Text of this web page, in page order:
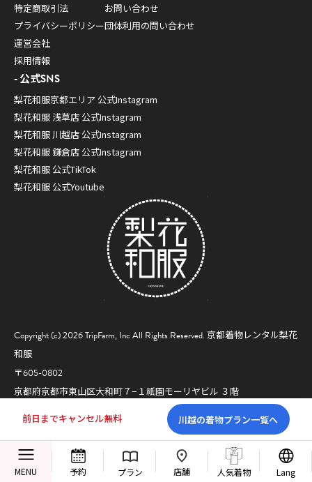
MENU 予約 プラン 店舗 人気着物 Lang
前日までキャンセル無料 川越の着物プラン一覧へ
Copyright (c) 2026 TripFarm, Inc All Rights Reserved. 京都着物レンタル梨花
和服
〒605-0802
京都府京都市東山区大和町７−１祇園モーリヤビル ３階
特定商取引法
プライバシーポリシー
運営会社
採用情報
お問い合わせ
団体利用の問い合わせ
公式SNS
梨花和服京都エリア 公式Instagram
梨花和服 浅草店 公式Instagram
梨花和服 川越店 公式Instagram
梨花和服 鎌倉店 公式Instagram
梨花和服 公式TikTok
梨花和服 公式Youtube